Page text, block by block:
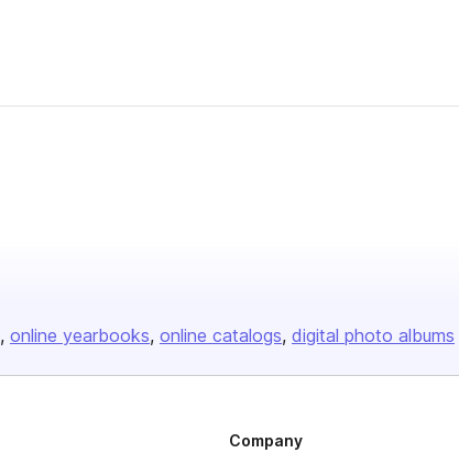
online yearbooks online catalogs digital photo albums
Company